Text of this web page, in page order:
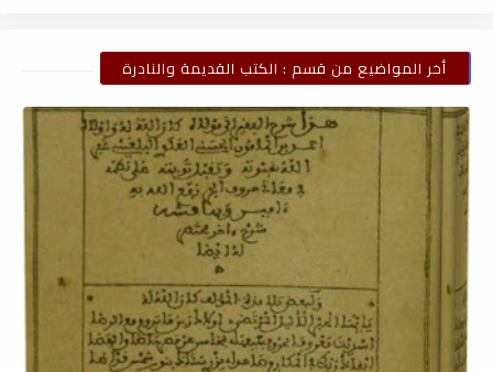
أخر المواضيع من قسم : الكتب القديمة والنادرة